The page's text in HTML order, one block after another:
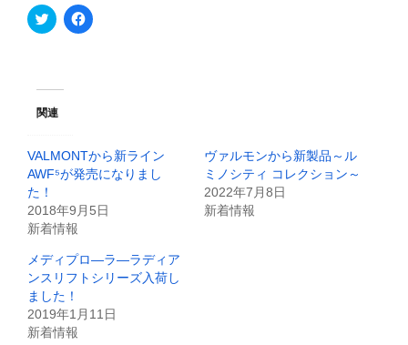
ク
リ
T
i
r
で
共
(
新
し
ウ
ィ
ン
ド
ウ
で
開
き
F
a
る
に
は
リ
ッ
て
く
だ
関連
VALMONTから新ライン
AWF⁵が発売になりまし
た！
2018年9月5日
新着情報
ヴァルモンから新製品～ル
ミノシティ コレクション～
2022年7月8日
新着情報
メディプロ―ラ―ラディア
ンスリフトシリーズ入荷し
ました！
2019年1月11日
新着情報